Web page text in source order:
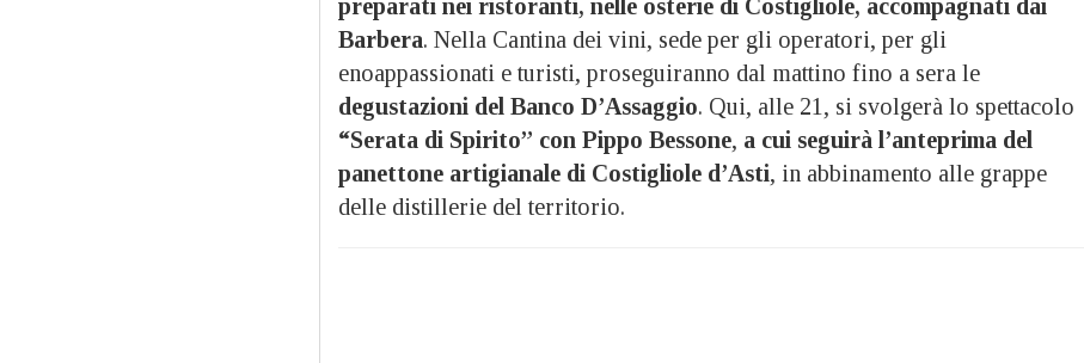
preparati nei ristoranti, nelle osterie di Costigliole, accompagnati dai
Barbera. Nella Cantina dei vini, sede per gli operatori, per gli
enoappassionati e turisti, proseguiranno dal mattino fino a sera le
degustazioni del Banco D’Assaggio. Qui, alle 21, si svolgerà lo spettacolo
“Serata di Spirito” con Pippo Bessone, a cui seguirà l’anteprima del
panettone artigianale di Costigliole d’Asti, in abbinamento alle grappe
delle distillerie del territorio.